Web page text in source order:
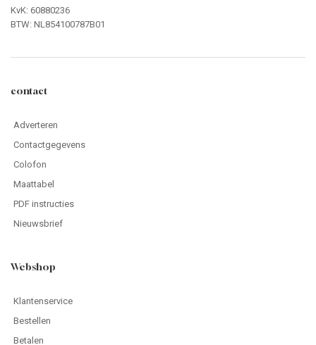
KvK: 60880236
BTW: NL854100787B01
contact
Adverteren
Contactgegevens
Colofon
Maattabel
PDF instructies
Nieuwsbrief
Webshop
Klantenservice
Bestellen
Betalen